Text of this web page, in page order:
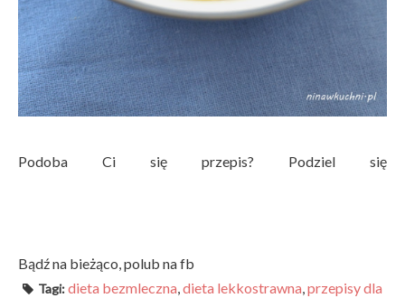
Podoba Ci się przepis? Podziel się
Bądź na bieżąco, polub na fb
Tagi:dieta bezmleczna,dieta lekkostrawna,przepisy dla